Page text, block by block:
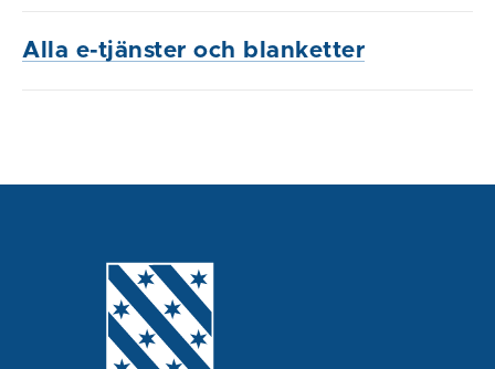
Alla e-tjänster och blanketter